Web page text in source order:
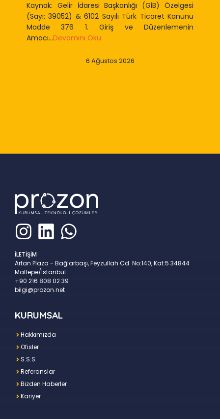
Kaynak: Gelir İdaresi Başkanlığı (GİB) Özelgesi
(Sayı: 39052) & 6102 Sayılı Türk Ticaret Kanunu
Madde 376 1. Giriş ve Düzenlemenin
Amacı...Devamını Oku
6 Ağustos 2026
İLETİŞİM
Artan Plaza - Bağlarbaşı, Feyzullah Cd. No:140, Kat:5 34844
Maltepe/İstanbul
+90 216 808 02 39
bilgi@prozon.net
KURUMSAL
Hakkımızda
Ofisler
S.S.S.
Referanslar
Bizden Haberler
Kariyer